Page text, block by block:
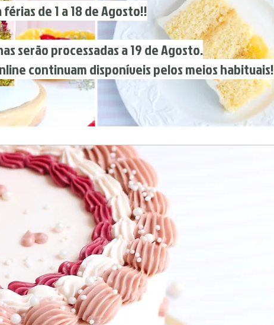
férias de 1 a 18 de Agosto!!
processadas a 19 de Agosto.
continuam disponíveis pelos meios habituais!